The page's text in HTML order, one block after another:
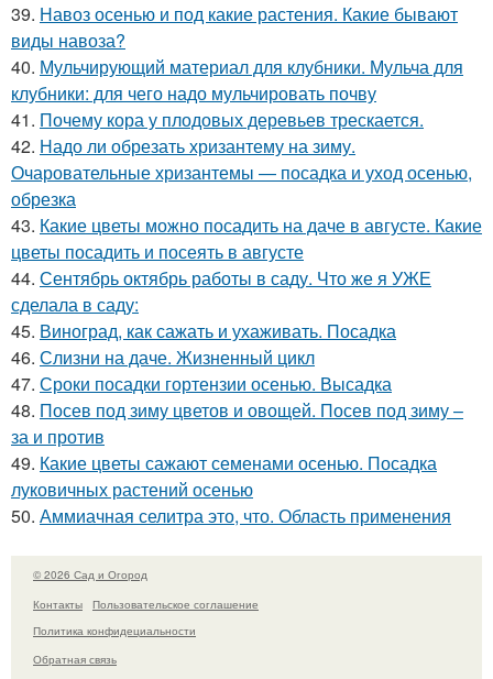
39. Навоз осенью и под какие растения. Какие бывают
виды навоза?
40. Мульчирующий материал для клубники. Мульча для
клубники: для чего надо мульчировать почву
41. Почему кора у плодовых деревьев трескается.
42. Надо ли обрезать хризантему на зиму.
Очаровательные хризантемы — посадка и уход осенью,
обрезка
43. Какие цветы можно посадить на даче в августе. Какие
цветы посадить и посеять в августе
44. Сентябрь октябрь работы в саду. Что же я УЖЕ
сделала в саду:
45. Виноград, как сажать и ухаживать. Посадка
46. Слизни на даче. Жизненный цикл
47. Сроки посадки гортензии осенью. Высадка
48. Посев под зиму цветов и овощей. Посев под зиму –
за и против
49. Какие цветы сажают семенами осенью. Посадка
луковичных растений осенью
50. Аммиачная селитра это, что. Область применения
© 2026 Сад и Огород
Контакты
Пользовательское соглашение
Политика конфидециальности
Обратная связь